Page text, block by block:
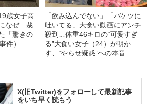
歳女子高
なぜ…裁
「驚きの
件）
「飲み込んでない」「バケツに
吐いてる」大食い動画にアンチ
殺到…体重46キロの“可愛すぎ
る”大食い女子（24）が明か
す、“やらせ疑惑”への本音
X(旧Twitter)をフォローして最新記事
をいち早く読もう